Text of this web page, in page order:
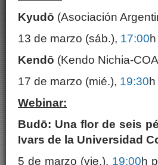
Kyudō (Asociación
13 de marzo (sáb.), 17:00h
Kendō (Kendo Nichia-
17 de marzo (mié.), 19:30h
Webinar:
Budō: Una flor de seis
Ivars de la Universidad
5 de marzo (vie.), 19:00h